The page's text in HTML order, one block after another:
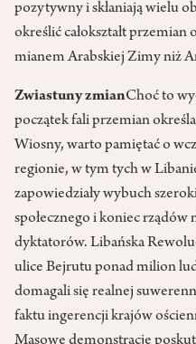
pozytywny i skłaniają wielu
określić całokształt przemian
mianem Arabskiej Zimy niż
Zwiastuny zmianChoć to
początek fali przemian
Wiosny, warto pamiętać o
regionie, w tym tych w
zapowiedziały wybuch
społecznego i koniec
dyktatorów. Libańska
ulice Bejrutu ponad milion
domagali się realnej
faktu ingerencji krajów